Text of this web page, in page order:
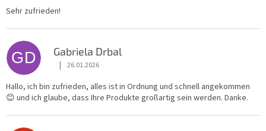
Sehr zufrieden!
GD Gabriela Drbal
Die Shop-Bewertung beträgt 5 von 5 Sternen.
| 26.01.2026
Hallo, ich bin zufrieden, alles ist in Ordnung und schnell angekommen
😊 und ich glaube, dass Ihre Produkte großartig sein werden. Danke.